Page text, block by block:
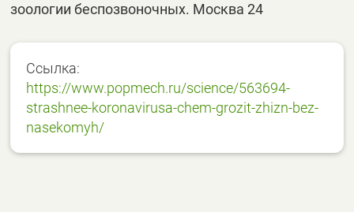
зоологии беспозвоночных. Москва 24
Ссылка:
https://www.popmech.ru/science/563694-
strashnee-koronavirusa-chem-grozit-zhizn-bez-
nasekomyh/